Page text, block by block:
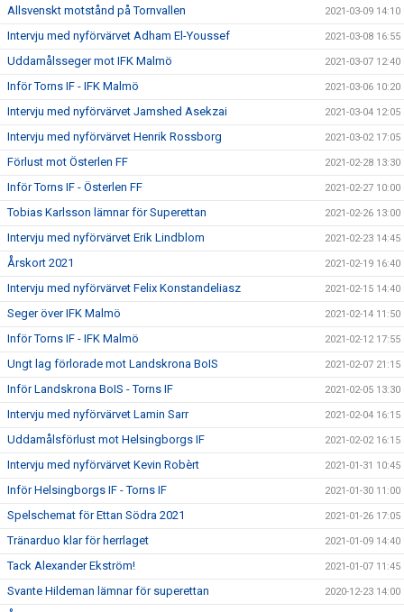
Allsvenskt motstånd på Tornvallen 2021-03-09 14:10
Intervju med nyförvärvet Adham El-Youssef 2021-03-08 16:55
Uddamålsseger mot IFK Malmö 2021-03-07 12:40
Inför Torns IF - IFK Malmö 2021-03-06 10:20
Intervju med nyförvärvet Jamshed Asekzai 2021-03-04 12:05
Intervju med nyförvärvet Henrik Rossborg 2021-03-02 17:05
Förlust mot Österlen FF 2021-02-28 13:30
Inför Torns IF - Österlen FF 2021-02-27 10:00
Tobias Karlsson lämnar för Superettan 2021-02-26 13:00
Intervju med nyförvärvet Erik Lindblom 2021-02-23 14:45
Årskort 2021 2021-02-19 16:40
Intervju med nyförvärvet Felix Konstandeliasz 2021-02-15 14:40
Seger över IFK Malmö 2021-02-14 11:50
Inför Torns IF - IFK Malmö 2021-02-12 17:55
Ungt lag förlorade mot Landskrona BoIS 2021-02-07 21:15
Inför Landskrona BoIS - Torns IF 2021-02-05 13:30
Intervju med nyförvärvet Lamin Sarr 2021-02-04 16:15
Uddamålsförlust mot Helsingborgs IF 2021-02-02 16:15
Intervju med nyförvärvet Kevin Robèrt 2021-01-31 10:45
Inför Helsingborgs IF - Torns IF 2021-01-30 11:00
Spelschemat för Ettan Södra 2021 2021-01-26 17:05
Tränarduo klar för herrlaget 2021-01-09 14:40
Tack Alexander Ekström! 2021-01-07 11:45
Svante Hildeman lämnar för superettan 2020-12-23 14:00